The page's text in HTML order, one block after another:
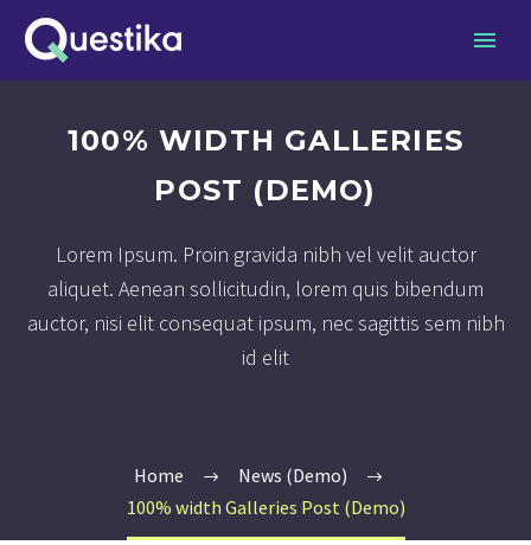
100% WIDTH GALLERIES
POST (DEMO)
Lorem Ipsum. Proin gravida nibh vel velit auctor
aliquet. Aenean sollicitudin, lorem quis bibendum
auctor, nisi elit consequat ipsum, nec sagittis sem nibh
id elit
Home
News (Demo)
100% width Galleries Post (Demo)